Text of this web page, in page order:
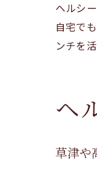
ヘルシ
自宅で
ンチを
ヘ
草津や